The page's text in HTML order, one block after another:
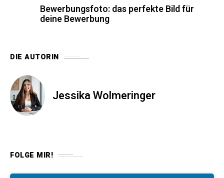
Bewerbungsfoto: das perfekte Bild für
deine Bewerbung
DIE AUTORIN
Jessika Wolmeringer
FOLGE MIR!